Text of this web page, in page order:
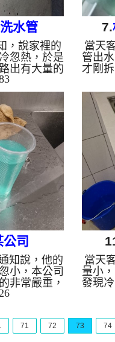
水管
，說家裡的
忽熱，於是
出有大量的
水量不穩
清洗機 ，開
髒的水，如
塞 ，本公司
約兩個多小
了。 清洗
管堵塞, 熱
7.
當天
管出
才剛
碳酸
，開
的水
時，
水管,
司
知說，他的
小，本公司
非常嚴重，
，開始 洗
如下圖，本
管路改噴出
當天
量小
發現
是本
管路
水管
71 72 73 74